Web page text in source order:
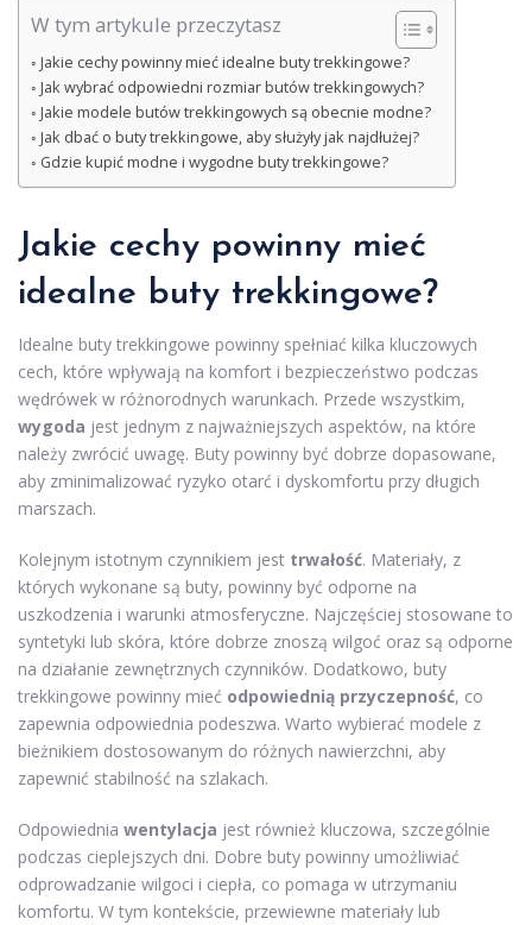
W tym artykule przeczytasz
Jakie cechy powinny mieć idealne buty trekkingowe?
Jak wybrać odpowiedni rozmiar butów trekkingowych?
Jakie modele butów trekkingowych są obecnie modne?
Jak dbać o buty trekkingowe, aby służyły jak najdłużej?
Gdzie kupić modne i wygodne buty trekkingowe?
Jakie cechy powinny mieć
idealne buty trekkingowe?
Idealne buty trekkingowe powinny spełniać kilka kluczowych
cech, które wpływają na komfort i bezpieczeństwo podczas
wędrówek w różnorodnych warunkach. Przede wszystkim,
wygoda jest jednym z najważniejszych aspektów, na które
należy zwrócić uwagę. Buty powinny być dobrze dopasowane,
aby zminimalizować ryzyko otarć i dyskomfortu przy długich
marszach.
Kolejnym istotnym czynnikiem jest trwałość. Materiały, z
których wykonane są buty, powinny być odporne na
uszkodzenia i warunki atmosferyczne. Najczęściej stosowane to
syntetyki lub skóra, które dobrze znoszą wilgoć oraz są odporne
na działanie zewnętrznych czynników. Dodatkowo, buty
trekkingowe powinny mieć odpowiednią przyczepność, co
zapewnia odpowiednia podeszwa. Warto wybierać modele z
bieżnikiem dostosowanym do różnych nawierzchni, aby
zapewnić stabilność na szlakach.
Odpowiednia wentylacja jest również kluczowa, szczególnie
podczas cieplejszych dni. Dobre buty powinny umożliwiać
odprowadzanie wilgoci i ciepła, co pomaga w utrzymaniu
komfortu. W tym kontekście, przewiewne materiały lub